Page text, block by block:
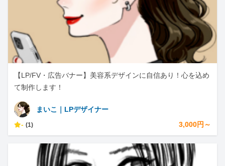
【LP/FV・広告バナー】美容系デザインに自信あり！心を込め
て制作します！
まいこ｜LPデザイナー
- (1) 3,000円～